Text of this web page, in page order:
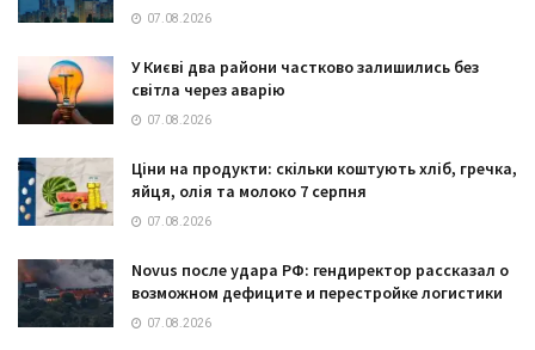
07.08.2026
У Києві два райони частково залишились без
світла через аварію
07.08.2026
Ціни на продукти: скільки коштують хліб, гречка,
яйця, олія та молоко 7 серпня
07.08.2026
Novus после удара РФ: гендиректор рассказал о
возможном дефиците и перестройке логистики
07.08.2026